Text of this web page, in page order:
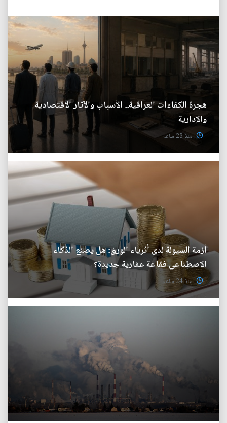
هجرة الكفاءات العراقية.. الأسباب والآثار الاقتصادية
والإدارية
منذ 23 ساعة
أزمة السيولة لدى أثرياء الورق: هل يصنع الذكاء
الاصطناعي فقاعة عقارية جديدة؟
منذ 24 ساعة